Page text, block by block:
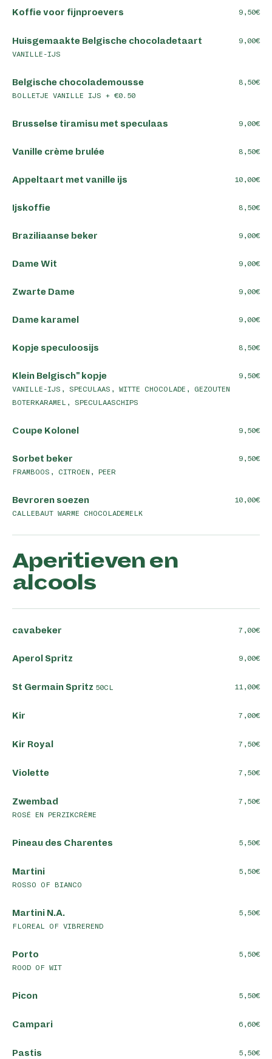
Koffie voor fijnproevers 9,50
Huisgemaakte Belgische chocoladetaart
VANILLE-IJS
9,00
Belgische chocolademousse
BOLLETJE VANILLE IJS + €0.50
8,50
Brusselse tiramisu met speculaas 9,00
Vanille crème brulée 8,50
Appeltaart met vanille ijs 10,00
Ijskoffie 8,50
Braziliaanse beker 9,00
Dame Wit 9,00
Zwarte Dame 9,00
Dame karamel 9,00
Kopje speculoosijs 8,50
Klein Belgisch" kopje
VANILLE-IJS, SPECULAAS, WITTE CHOCOLADE, GEZOUTEN
BOTERKARAMEL, SPECULAASCHIPS
9,50
Coupe Kolonel 9,50
Sorbet beker
FRAMBOOS, CITROEN, PEER
9,50
Bevroren soezen
CALLEBAUT WARME CHOCOLADEMELK
10,00
Aperitieven en
alcools
cavabeker 7,00
Aperol Spritz 9,00
St Germain Spritz 50CL 11,00
Kir 7,00
Kir Royal 7,50
Violette 7,50
Zwembad
ROSÉ EN PERZIKCRÈME
7,50
Pineau des Charentes 5,50
Martini
ROSSO OF BIANCO
5,50
Martini N.A.
FLOREAL OF VIBREREND
5,50
Porto
ROOD OF WIT
5,50
Picon 5,50
Campari 6,60
Pastis 5,50